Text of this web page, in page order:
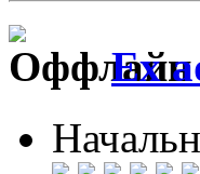
Ex